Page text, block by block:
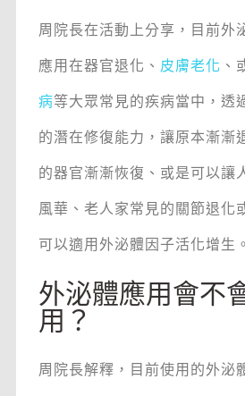
周院長在活動上分享，目前外
應用在器官退化、 皮膚老化 、
病等大眾常見的疾病當中，透
的潛在修復能力，讓原本漸漸
的器官漸漸恢復、或是可以讓
風華、老人家常見的關節退化
可以適用外泌體因子活化增生。
外泌體應用會不
用？
周院長解釋，目前使用的外泌